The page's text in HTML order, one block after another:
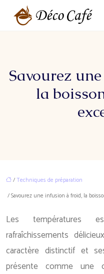
Savourez
la
/Techniques de préparation
/ Savourez une infusion à froid, la
Les températures
rafraîchissements
caractère distinctif et
présente comme une